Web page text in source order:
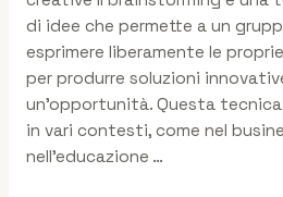
di idee che permette a un
esprimere liberamente le
per produrre soluzioni
un’opportunità. Questa
in vari contesti, come nel
nell’educazione …